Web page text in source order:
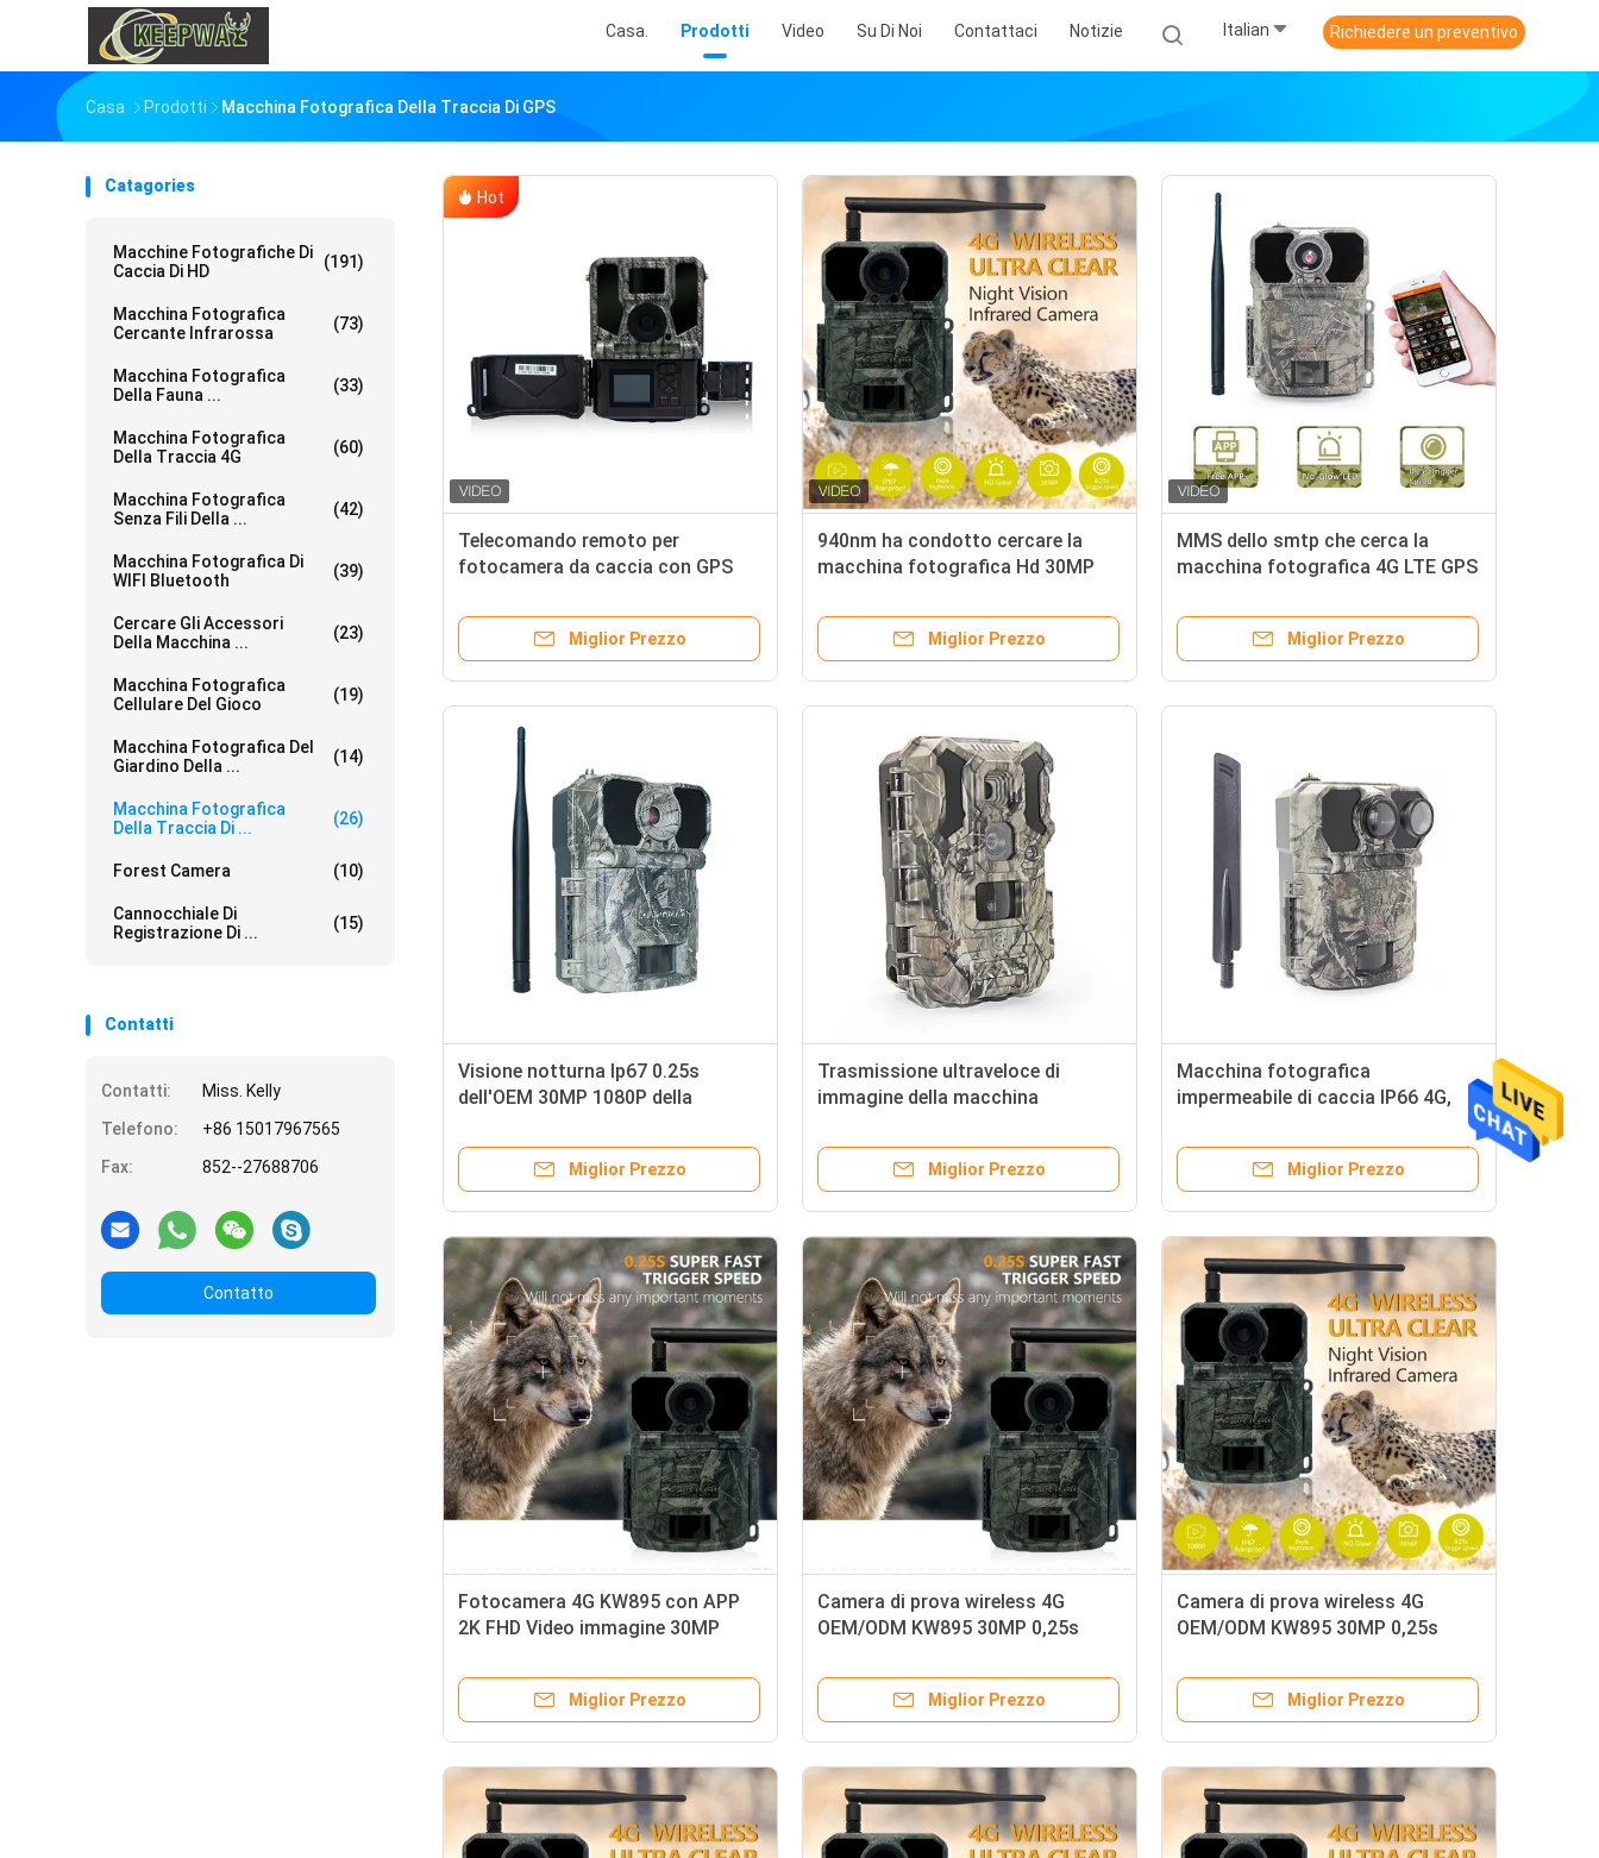
Casa. Prodotti Video Su Di Noi Contattaci Notizie Italian Richiedere un preventivo
Casa Prodotti Macchina Fotografica Della Traccia Di GPS
Catagories
Macchine Fotografiche Di
Caccia Di HD
(191)
Macchina Fotografica
Cercante Infrarossa
(73)
Macchina Fotografica
Della Fauna ...
(33)
Macchina Fotografica
Della Traccia 4G
(60)
Macchina Fotografica
Senza Fili Della ...
(42)
Macchina Fotografica Di
WIFI Bluetooth
(39)
Cercare Gli Accessori
Della Macchina ...
(23)
Macchina Fotografica
Cellulare Del Gioco
(19)
Macchina Fotografica Del
Giardino Della ...
(14)
Macchina Fotografica
Della Traccia Di ...
(26)
Forest Camera (10)
Cannocchiale Di
Registrazione Di ...
(15)
Contatti
Contatti:
Miss. Kelly
Telefono:
+86 15017967565
Fax:
852--27688706
Contatto
Hot
Telecomando remoto per
fotocamera da caccia con GPS
Miglior Prezzo
940nm ha condotto cercare la
macchina fotografica Hd 30MP
programmabile
Miglior Prezzo
MMS dello smtp che cerca la
macchina fotografica 4G LTE GPS
Miglior Prezzo
Visione notturna Ip67 0.25s
dell'OEM 30MP 1080P della
traccia di GPS del fuoco fisso
Miglior Prezzo
Trasmissione ultraveloce di
immagine della macchina
impermeabile della traccia 4G
Miglior Prezzo
Macchina fotografica
impermeabile di caccia IP66 4G,
della traccia di Victure della carta
di deviazione standard
Miglior Prezzo
Fotocamera 4G KW895 con APP
2K FHD Video immagine 30MP
archiviazione per la ricerca sulla
fauna selvaticaMiglior Prezzo
Camera di prova wireless 4G
OEM/ODM KW895 30MP 0,25s
scheda SIM IP67
Miglior Prezzo
Camera di prova wireless 4G
OEM/ODM KW895 30MP 0,25s
scheda SIM IP67
Miglior Prezzo